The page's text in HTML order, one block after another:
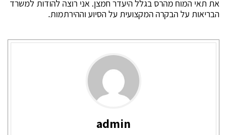
את תאי המוח מהרס בגלל היעדר חמצן. אני רוצה להודות למשרד
הבריאות על הבקרה המקצועית על הסיוע וההירתמות.
admin